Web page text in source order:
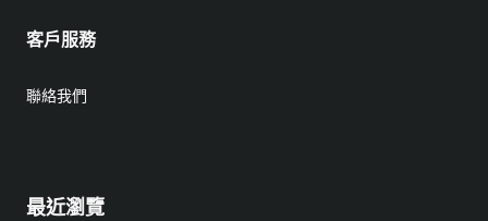
客戶服務
聯絡我們
最近瀏覽